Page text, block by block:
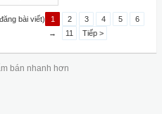
bài viết) 1 2 3 4 5
6
→
11 Tiếp >
bán nhanh hơn